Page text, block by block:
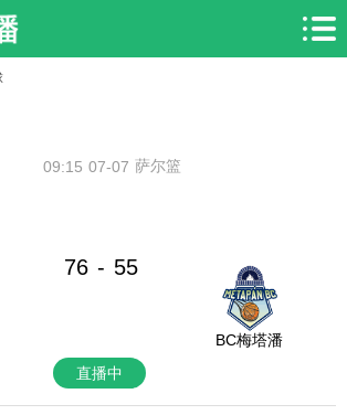
07-07
09:15 萨尔篮
76 - 55
BC梅塔潘
直播中